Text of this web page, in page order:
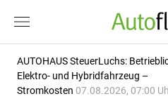
AUTOHAUS SteuerLuchs:
Elektro- und Hybridfahrzeug –
Stromkosten 07.08.2026, 07:00